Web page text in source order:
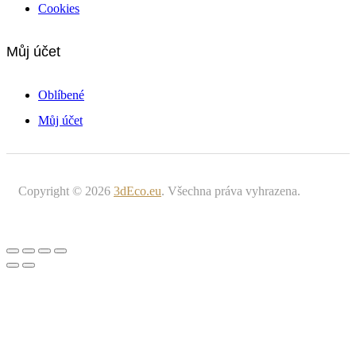
Cookies
Můj účet
Oblíbené
Můj účet
Copyright © 2026 3dEco.eu. Všechna práva vyhrazena.